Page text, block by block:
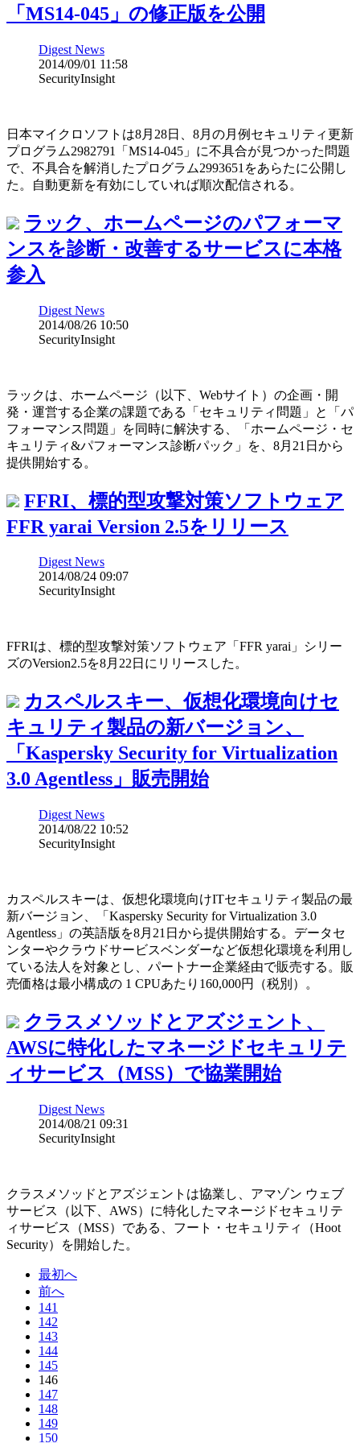
「MS14-045」の修正版を公開
Digest News
2014/09/01 11:58
SecurityInsight
日本マイクロソフトは8月28日、8月の月例セキュリティ更新
プログラム2982791「MS14-045」に不具合が見つかった問題
で、不具合を解消したプログラム2993651をあらたに公開し
た。自動更新を有効にしていれば順次配信される。
ラック、ホームページのパフォーマ
ンスを診断・改善するサービスに本格
参入
Digest News
2014/08/26 10:50
SecurityInsight
ラックは、ホームページ（以下、Webサイト）の企画・開
発・運営する企業の課題である「セキュリティ問題」と「パ
フォーマンス問題」を同時に解決する、「ホームページ・セ
キュリティ&パフォーマンス診断パック」を、8月21日から
提供開始する。
FFRI、標的型攻撃対策ソフトウェア
FFR yarai Version 2.5をリリース
Digest News
2014/08/24 09:07
SecurityInsight
FFRIは、標的型攻撃対策ソフトウェア「FFR yarai」シリー
ズのVersion2.5を8月22日にリリースした。
カスペルスキー、仮想化環境向けセ
キュリティ製品の新バージョン、
「Kaspersky Security for Virtualization
3.0 Agentless」販売開始
Digest News
2014/08/22 10:52
SecurityInsight
カスペルスキーは、仮想化環境向けITセキュリティ製品の最
新バージョン、「Kaspersky Security for Virtualization 3.0
Agentless」の英語版を8月21日から提供開始する。データセ
ンターやクラウドサービスベンダーなど仮想化環境を利用し
ている法人を対象とし、パートナー企業経由で販売する。販
売価格は最小構成の 1 CPUあたり160,000円（税別）。
クラスメソッドとアズジェント、
AWSに特化したマネージドセキュリテ
ィサービス（MSS）で協業開始
Digest News
2014/08/21 09:31
SecurityInsight
クラスメソッドとアズジェントは協業し、アマゾン ウェブ
サービス（以下、AWS）に特化したマネージドセキュリテ
ィサービス（MSS）である、フート・セキュリティ（Hoot
Security）を開始した。
最初へ
前へ
141
142
143
144
145
146
147
148
149
150